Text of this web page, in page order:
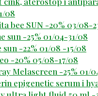
08
bee SUN -20% 03/08-
sun -25% 01/04-31/08
sun -22% 01/08 -15/08
-20% 05/08-17/08
Melascreen -25% 01/
epigenetic serum i